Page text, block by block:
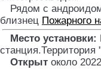
Рядом с
близнец Пожарного
Место установки:
станция.Территория
Открыт около